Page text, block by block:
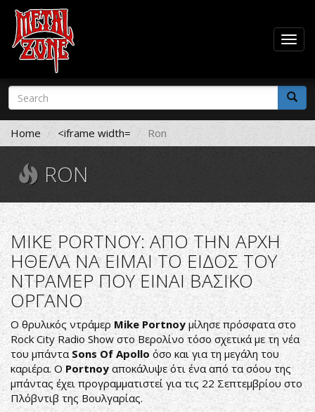
Skip
main
content
Search
form
Search
Home <iframe width= Ron
RON
MIKE PORTNOY: ΑΠΟ ΤΗΝ ΑΡΧΗ
ΗΘΕΛΑ ΝΑ ΕΙΜΑΙ ΤΟ ΕΙΔΟΣ ΤΟΥ
ΝΤΡΑΜΕΡ ΠΟΥ ΕΙΝΑΙ ΒΑΣΙΚΟ
ΟΡΓΑΝΟ
Ο θρυλικός ντράμερMike Portnoy μίλησε πρόσφατα στο
Rock City Radio Show στο Βερολίνο τόσο σχετικά με τη νέα
του μπάντα Sons Of Apollo όσο και για τη μεγάλη του
καριέρα. ΟPortnoy αποκάλυψε ότι ένα από τα σόου της
μπάντας έχει προγραμματιστεί για τις 22 Σεπτεμβρίου στο
Πλόβντιβ της Βουλγαρίας.